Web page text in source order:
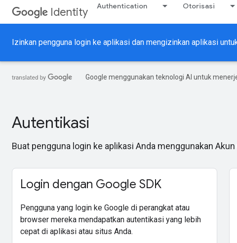
Identity Authentication Otorisasi
Izinkan pengguna login ke aplikasi dan mengizinkan aplikasi
Google menggunakan teknologi AI untuk
Autentikasi
Buat pengguna login ke aplikasi Anda menggunakan
Login dengan Google SDK
Pengguna yang login ke Google di perangkat atau
browser mereka mendapatkan autentikasi yang lebih
cepat di aplikasi atau situs Anda.